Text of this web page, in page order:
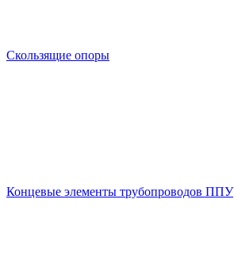
Скользящие опоры
Концевые элементы трубопроводов ППУ